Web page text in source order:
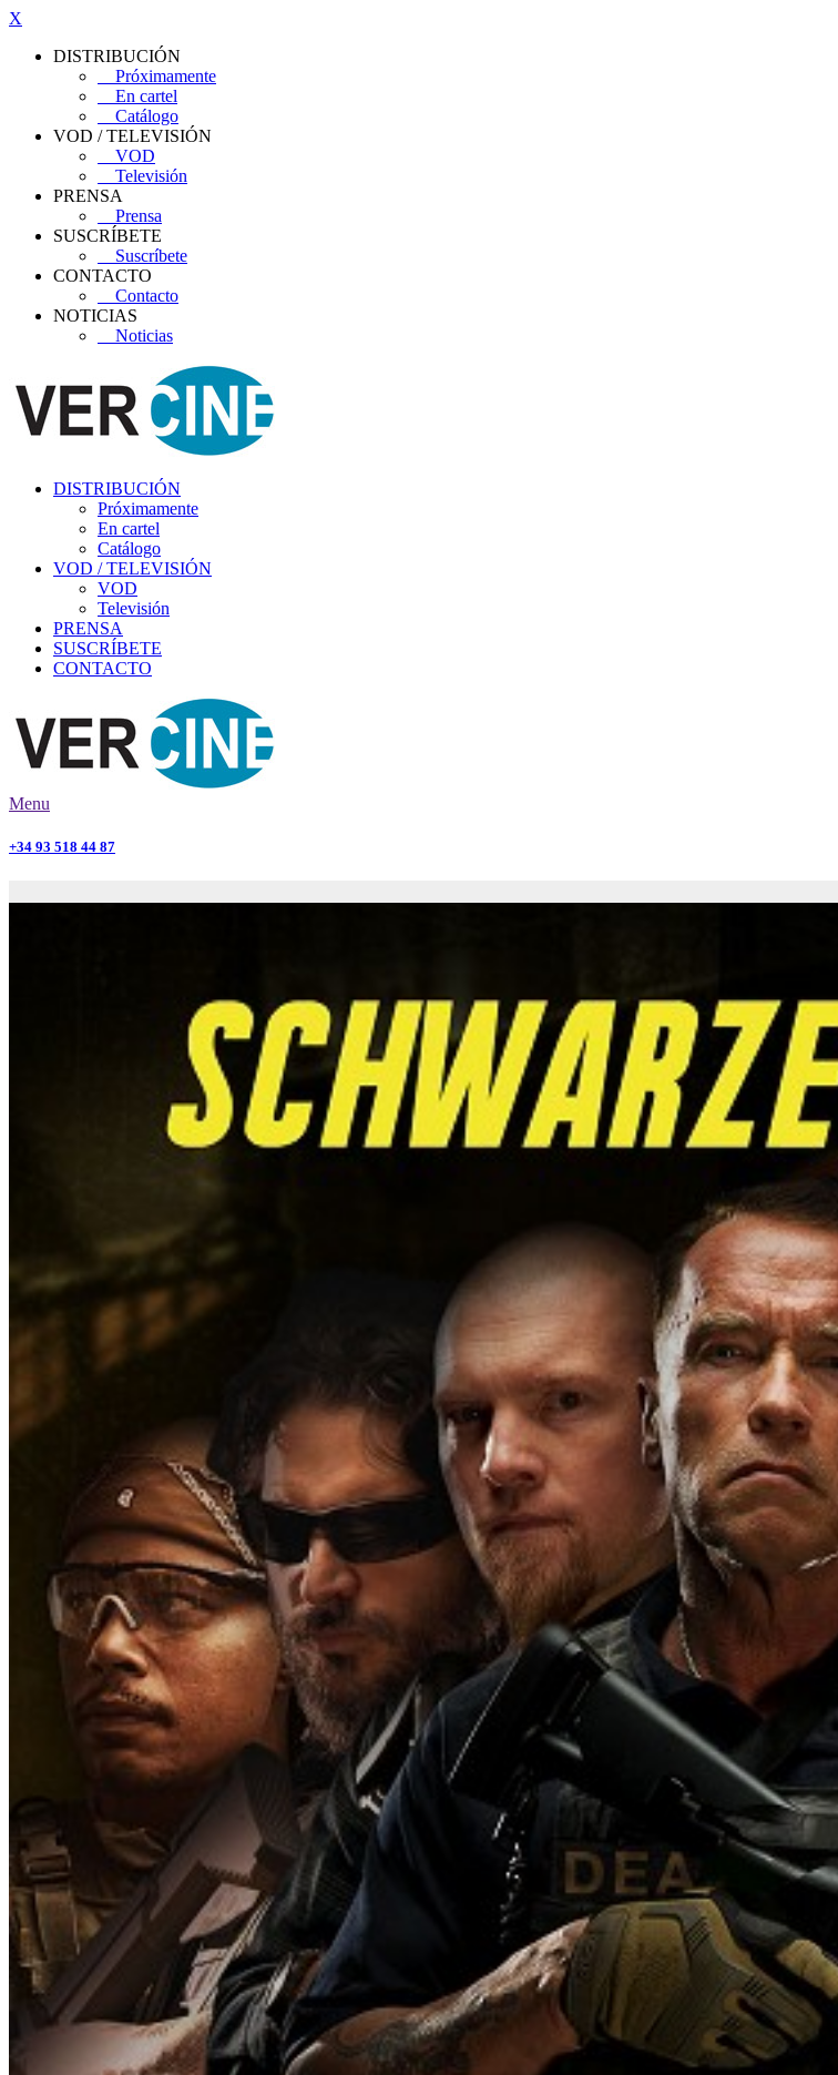
X
DISTRIBUCIÓN
Próximamente
En cartel
Catálogo
VOD / TELEVISIÓN
VOD
Televisión
PRENSA
Prensa
SUSCRÍBETE
Suscríbete
CONTACTO
Contacto
NOTICIAS
Noticias
DISTRIBUCIÓN
Próximamente
En cartel
Catálogo
VOD / TELEVISIÓN
VOD
Televisión
PRENSA
SUSCRÍBETE
CONTACTO
Menu
+34 93 518 44 87